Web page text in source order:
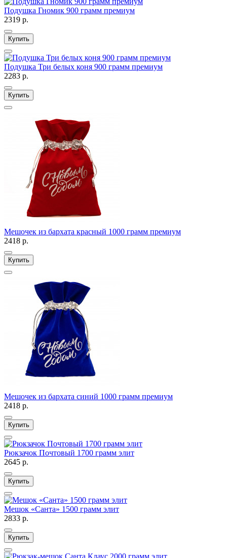
Подушка Гномик 900 грамм премиум
2319 р.
Купить
Подушка Три белых коня 900 грамм премиум
2283 р.
Купить
Мешочек из бархата красный 1000 грамм премиум
2418 р.
Купить
Мешочек из бархата синий 1000 грамм премиум
2418 р.
Купить
Рюкзачок Почтовый 1700 грамм элит
2645 р.
Купить
Мешок «Санта» 1500 грамм элит
2833 р.
Купить